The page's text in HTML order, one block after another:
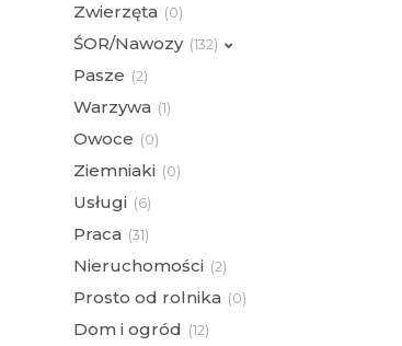
Zwierzęta (0)
ŚOR/Nawozy (132)
Pasze (2)
Warzywa (1)
Owoce (0)
Ziemniaki (0)
Usługi (6)
Praca (31)
Nieruchomości (2)
Prosto od rolnika (0)
Dom i ogród (12)